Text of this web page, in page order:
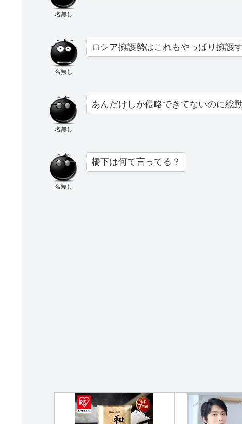
名無し
名無し
ロシア擁護勢はこれもやっぱり擁護
名無し
あんだけしか侵略できてないのに総
名無し
橋下は何て言ってる？